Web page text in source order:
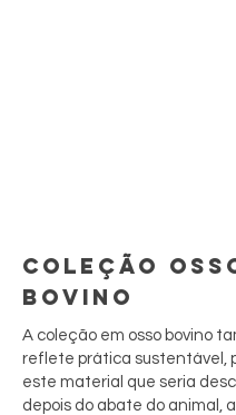
COLEÇÃO
BOVINO
A coleção em osso bovino
reflete prática sustentável,
este material que seria
depois do abate do animal,